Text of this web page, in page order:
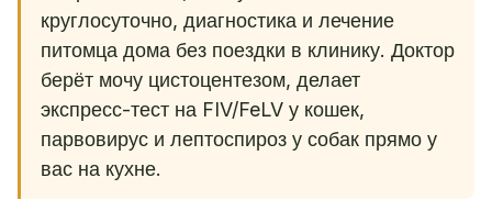
круглосуточно, диагностика и лечение
питомца дома без поездки в клинику. Доктор
берёт мочу цистоцентезом, делает
экспресс-тест на FIV/FeLV у кошек,
парвовирус и лептоспироз у собак прямо у
вас на кухне.